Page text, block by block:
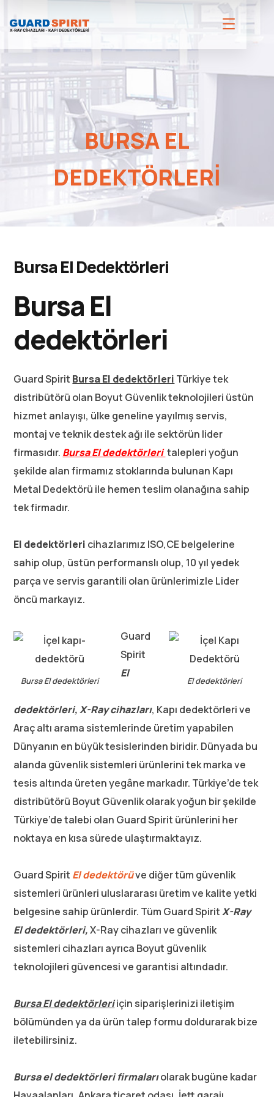
BURSA EL
DEDEKTÖRLERI
Bursa El Dedektörleri
Bursa El
dedektörleri
Guard Spirit Bursa El dedektörleri Türkiye tek
distribütörü olan Boyut Güvenlik teknolojileri üstün
hizmet anlayışı, ülke geneline yayılmış servis,
montaj ve teknik destek ağı ile sektörün lider
firmasıdır. BursaEl dedektörleritalepleri yoğun
şekilde alan firmamız stoklarında bulunan Kapı
Metal Dedektörü ile hemen teslim olanağına sahip
tek firmadır.
El dedektörleri cihazlarımız ISO,CE belgelerine
sahip olup, üstün performanslı olup, 10 yıl yedek
parça ve servis garantili olan ürünlerimizle Lider
öncü markayız.
Bursa El dedektörleri El dedektörleri
Guard
Spirit
El
dedektörleri,X-Ray cihazları, Kapı dedektörleri ve
Araç altı arama sistemlerinde üretim yapabilen
Dünyanın en büyük tesislerinden biridir. Dünyada bu
alanda güvenlik sistemleri ürünlerini tek marka ve
tesis altında üreten yegâne markadır. Türkiye’de tek
distribütörü Boyut Güvenlik olarak yoğun bir şekilde
Türkiye’de talebi olan Guard Spirit ürünlerini her
noktaya en kısa sürede ulaştırmaktayız.
Guard Spirit El dedektörüve diğer tüm güvenlik
sistemleri ürünleri uluslararası üretim ve kalite yetki
belgesine sahip ürünlerdir. Tüm Guard SpiritX-Ray
El dedektörleri,X-Ray cihazları ve güvenlik
sistemleri cihazları ayrıca Boyut güvenlik
teknolojileri güvencesi ve garantisi altındadır.
Bursa El dedektörleriiçin siparişlerinizi iletişim
bölümünden ya da ürün talep formu doldurarak bize
iletebilirsiniz.
Bursa el dedektörleri firmalarıolarak bugüne kadar